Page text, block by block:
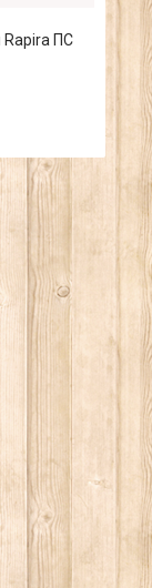
Rapira ПС